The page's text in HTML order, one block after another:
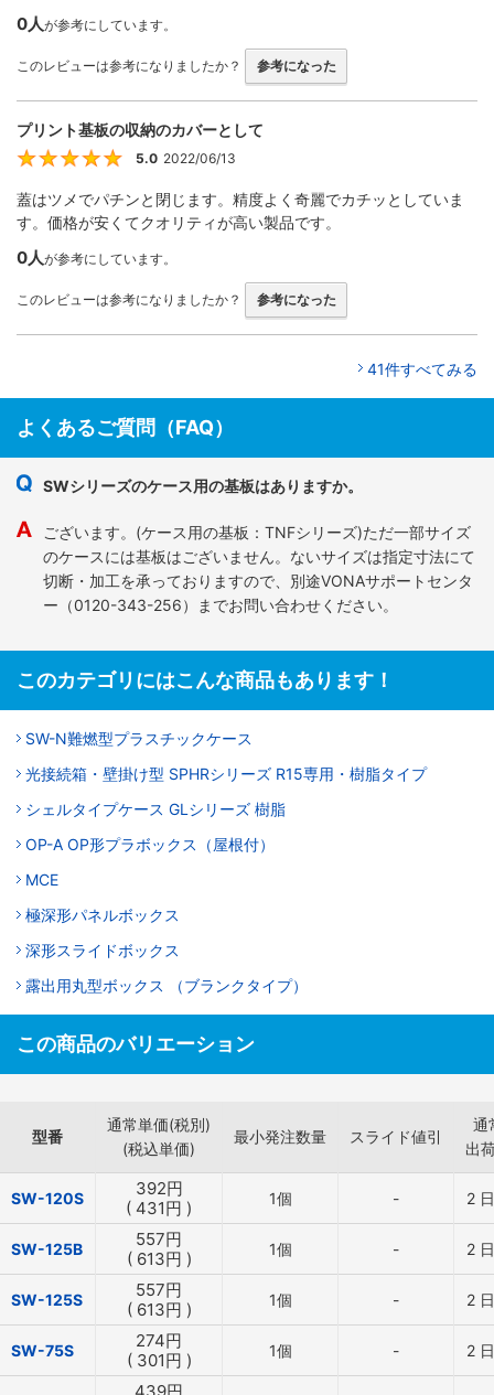
0人が参考にしています。
このレビューは参考になりましたか？ 参考になった
プリント基板の収納のカバーとして
5
5.0 2022/06/13
蓋はツメでパチンと閉じます。精度よく奇麗でカチッとしていま
す。価格が安くてクオリティが高い製品です。
0人が参考にしています。
このレビューは参考になりましたか？ 参考になった
41件すべてみる
よくあるご質問（FAQ）
SWシリーズのケース用の基板はありますか。
ございます。(ケース用の基板：TNFシリーズ)ただ一部サイズ
のケースには基板はございません。ないサイズは指定寸法にて
切断・加工を承っておりますので、別途VONAサポートセンタ
ー（0120-343-256）までお問い合わせください。
このカテゴリにはこんな商品もあります！
SW-N難燃型プラスチックケース
光接続箱・壁掛け型 SPHRシリーズ R15専用・樹脂タイプ
シェルタイプケース GLシリーズ 樹脂
OP-A OP形プラボックス（屋根付）
MCE
極深形パネルボックス
深形スライドボックス
露出用丸型ボックス （ブランクタイプ）
この商品のバリエーション
型番
通常単価(税別)
(税込単価)
最小発注数量 スライド値引
通
出
SW-120S 392円
( 431円 ) 1個 - 2
SW-125B 557円
( 613円 ) 1個 - 2
SW-125S 557円
( 613円 ) 1個 - 2
SW-75S 274円
( 301円 ) 1個 - 2